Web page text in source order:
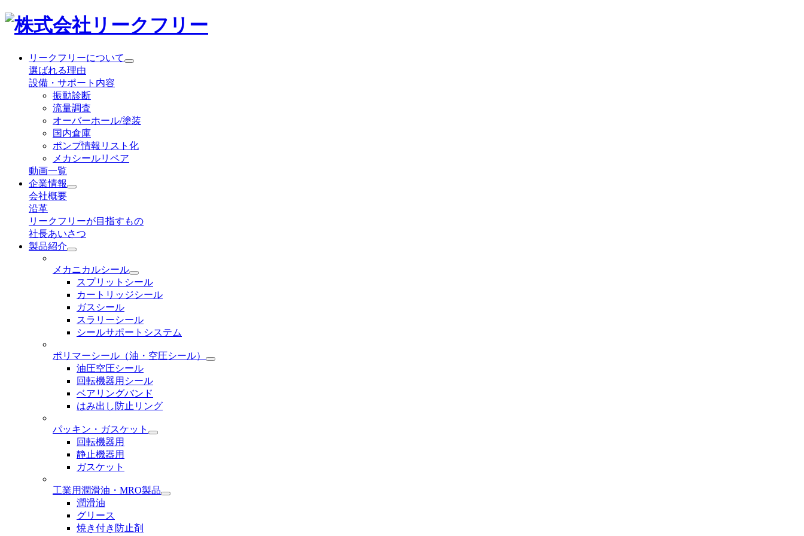
リークフリーについて
選ばれる理由
設備・サポート内容
振動診断
流量調査
オーバーホール/塗装
国内倉庫
ポンプ情報リスト化
メカシールリペア
動画一覧
企業情報
会社概要
沿革
リークフリーが目指すもの
社長あいさつ
製品紹介
メカニカルシール
スプリットシール
カートリッジシール
ガスシール
スラリーシール
シールサポートシステム
ポリマーシール （油・空圧シール）
油圧空圧シール
回転機器用シール
ベアリングバンド
はみ出し防止リング
パッキン・ガスケット
回転機器用
静止機器用
ガスケット
工業用潤滑油・MRO製品
潤滑油
グリース
焼き付き防止剤